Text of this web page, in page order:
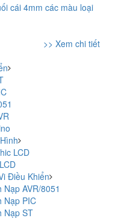
cái 4mm các màu loại
>> Xem chi tiết
LCD
Điều Khiển
Nạp AVR/8051
Nạp PIC
Nạp ST